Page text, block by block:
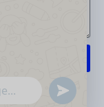
Send
WhatsApp